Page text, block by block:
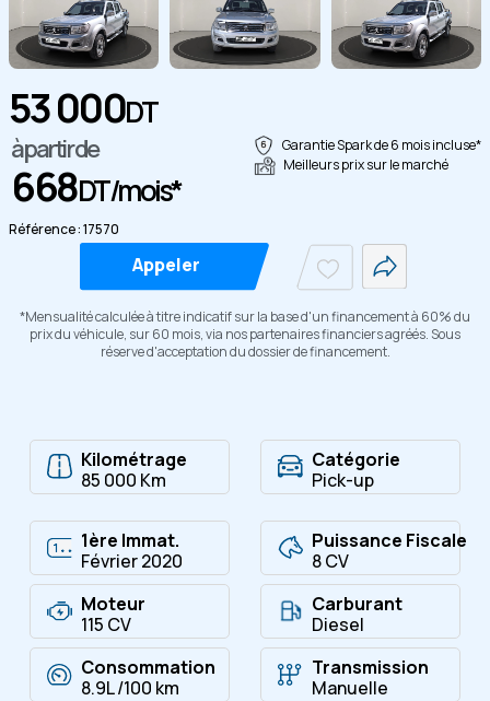
53 000DT
à partir de
668DT/mois*
Référence : 17570
Garantie Spark de 6 mois incluse*
Meilleurs prix sur le marché
Appeler
*Mensualité calculée à titre indicatif sur la base d'un financement à 60% du
prix du véhicule, sur 60 mois, via nos partenaires financiers agréés. Sous
réserve d'acceptation du dossier de financement.
Kilométrage
85 000 Km
Catégorie
Pick-up
1ère Immat.
Février 2020
Puissance Fiscale
8 CV
Moteur
115 CV
Carburant
Diesel
Consommation
8.9L /100 km
Transmission
Manuelle
Copier